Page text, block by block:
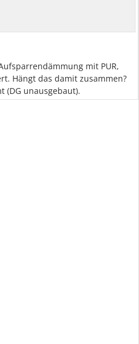
mit PUR,
Hängt das damit zusammen?
(DG unausgebaut).